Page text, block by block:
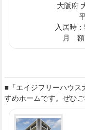
大阪府
入居時
月 額
■「エイジフリーハウス
すめホームです。ぜひご